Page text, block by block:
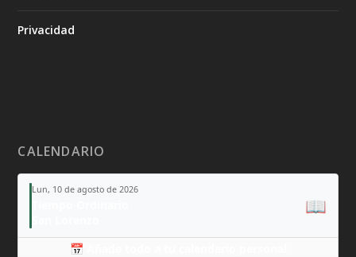
Privacidad
CALENDARIO
Lun, 10 de agosto de 2026
📖
📅 Añade todo a tu calendario personal